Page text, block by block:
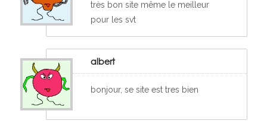
très bon site même le meilleur
pour les svt
albert
bonjour, se site est tres bien